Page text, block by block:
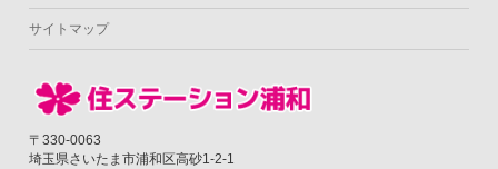
サイトマップ
〒330-0063
埼玉県さいたま市浦和区高砂1-2-1